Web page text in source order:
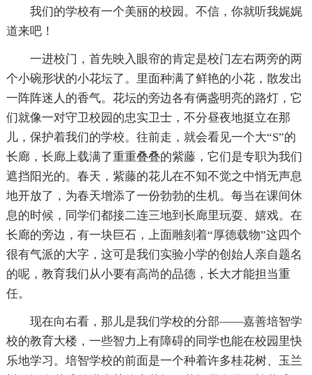
我们的学校有一个美丽的校园。不信，你就听我娓娓
道来吧！
一进校门，首先映入眼帘的肯定是校门左右两旁的两
个小碗形状的小花坛了。里面种满了鲜艳的小花，散发出
一阵阵迷人的香气。花坛的旁边各有俩盏明亮的路灯，它
们就像一对守卫校园的忠实卫士，不分昼夜地挺立在那
儿，保护着我们的学校。往前走，就会看见一个大“S”的
长廊，长廊上载满了重重叠叠的紫藤，它们是专职为我们
遮挡阳光的。春天，紫藤的花儿在不知不觉之中悄无声息
地开放了，为春天增添了一份勃勃的生机。每当在课间休
息的时候，同学们都接二连三地到长廊里玩耍、嬉戏。在
长廊的旁边，有一块巨石，上面雕刻着“厚德载物”这四个
很有气派的大字，这可是我们实验小学的创始人亲自题名
的呢，教育我们从小要有高尚的品德，长大才能担当重
任。
现在向右看，那儿是我们学校的分部――嘉善培智学
校的教育大楼，一些智力上有障碍的同学也能在校园里快
乐地学习。培智学校的前面是一个种着许多桂花树、玉兰